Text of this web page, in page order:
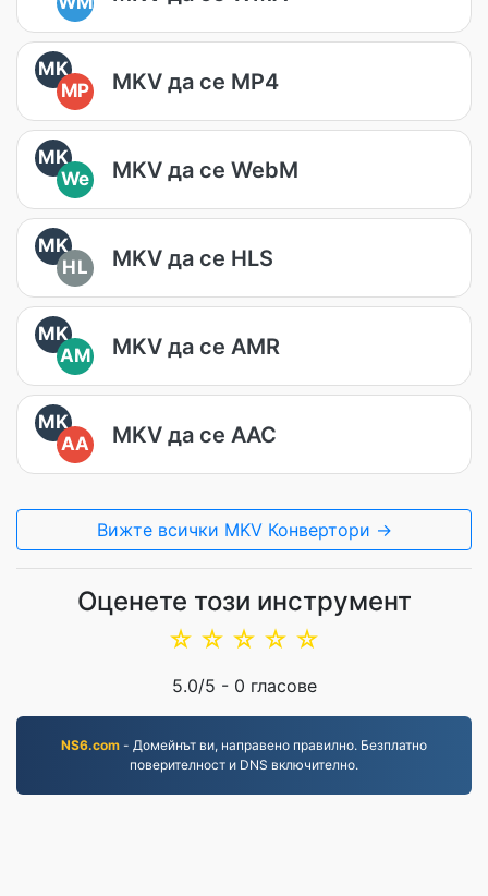
MK
MP
MKV да се MP4
MK
We
MKV да се WebM
MK
HL
MKV да се HLS
MK
AM
MKV да се AMR
MK
AA
MKV да се AAC
Вижте всички MKV Конвертори →
Оценете този инструмент
☆
☆
☆
☆
☆
5.0/5 - 0 гласове
NS6.com - Домейнът ви, направено правилно. Безплатно
поверителност и DNS включително.